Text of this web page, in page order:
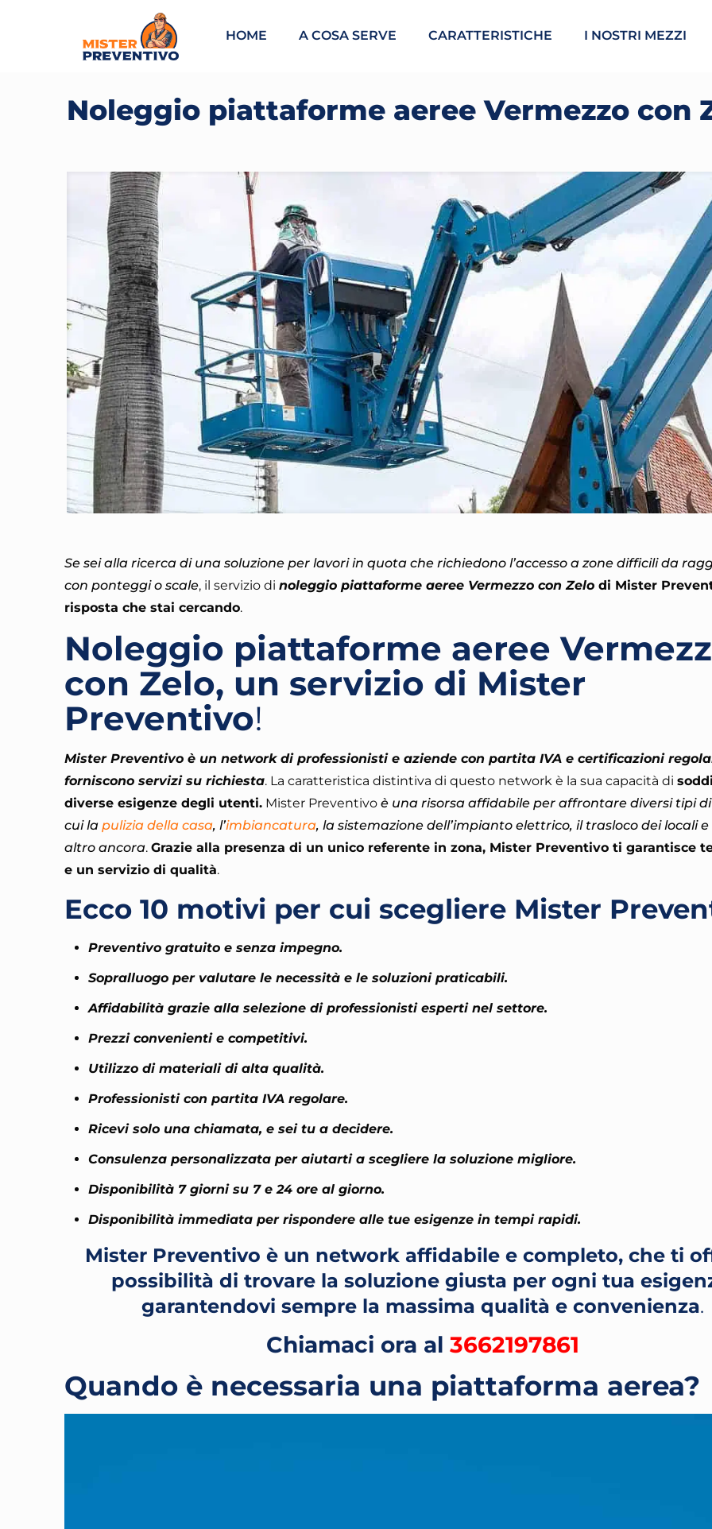
HOME A COSA SERVE CARATTERISTICHE I NOSTRI MEZZI
Noleggio piattaforme aeree Vermezzo con
Se sei alla ricerca di una soluzione per lavori in quota che richiedono l’accesso a zone difficili da
con ponteggi o scale, il servizio dinoleggio piattaforme aeree Vermezzo con Zelo di Mister
risposta che stai cercando.
Noleggio piattaforme aeree
con Zelo, un servizio di Mister
Preventivo!
Mister Preventivo è un network di professionisti e aziende con partita IVA e certificazioni
forniscono servizi su richiesta. La caratteristica distintiva di questo network è la sua capacità di
diverse esigenze degli utenti. Mister Preventivoè una risorsa affidabile per affrontare diversi tipi
cui la pulizia della casa, l’imbiancatura, la sistemazione dell’impianto elettrico, il trasloco dei locali
altro ancora.Grazie alla presenza di un unico referente in zona, Mister Preventivo ti garantisce
e un servizio di qualità.
Ecco 10 motivi per cui scegliere Mister
Preventivo gratuito e senza impegno.
Sopralluogo per valutare le necessità e le soluzioni praticabili.
Affidabilità grazie alla selezione di professionisti esperti nel settore.
Prezzi convenienti e competitivi.
Utilizzo di materiali di alta qualità.
Professionisti con partita IVA regolare.
Ricevi solo una chiamata, e sei tu a decidere.
Consulenza personalizzata per aiutarti a scegliere la soluzione migliore.
Disponibilità 7 giorni su 7 e 24 ore al giorno.
Disponibilità immediata per rispondere alle tue esigenze in tempi rapidi.
Mister Preventivo è un network affidabile e completo, che ti
possibilità di trovare la soluzione giusta per ogni tua
garantendovi sempre la massima qualità e convenienza.
Chiamaci ora al 3662197861
Quando è necessaria una piattaforma aerea?